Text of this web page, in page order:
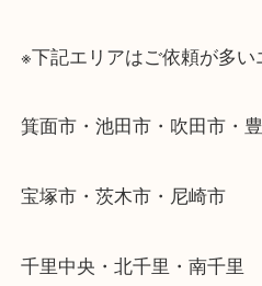
・出張買取のご紹介
遠方のお客様・お品物が
さい。